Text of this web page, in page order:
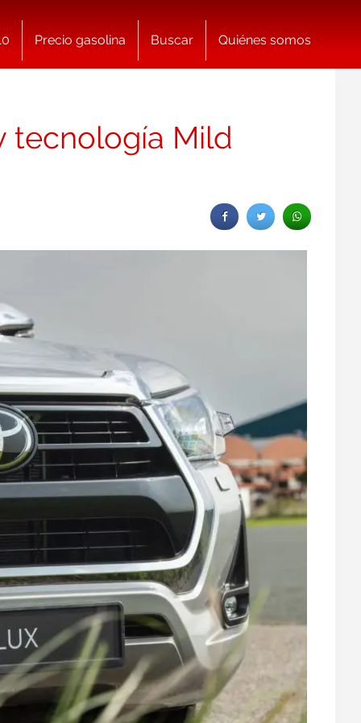
Precio gasolina Buscar Quiénes somos
tecnología Mild